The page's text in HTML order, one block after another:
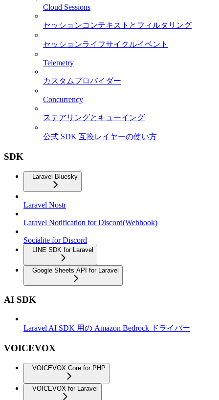
Cloud Sessions
セッションコンテキストとフィルタリング
セッションライフサイクルイベント
Telemetry
カスタムプロバイダー
Concurrency
ステアリングとキューイング
公式 SDK 互換レイヤーの使い方
SDK
Laravel Bluesky
Laravel Nostr
Laravel Notification for Discord(Webhook)
Socialite for Discord
LINE SDK for Laravel
Google Sheets API for Laravel
AI SDK
Laravel AI SDK 用の Amazon Bedrock ドライバー
VOICEVOX
VOICEVOX Core for PHP
VOICEVOX for Laravel